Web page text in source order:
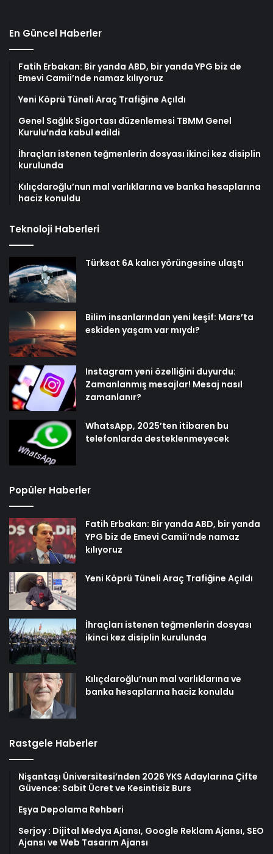
En Güncel Haberler
Fatih Erbakan: Bir yanda ABD, bir yanda YPG biz de
Emevi Camii’nde namaz kılıyoruz
Yeni Köprü Tüneli Araç Trafiğine Açıldı
Genel Sağlık Sigortası düzenlemesi TBMM Genel
Kurulu’nda kabul edildi
İhraçları istenen teğmenlerin dosyası ikinci kez disiplin
kurulunda
Kılıçdaroğlu’nun mal varlıklarına ve banka hesaplarına
haciz konuldu
Teknoloji Haberleri
Türksat 6A kalıcı yörüngesine ulaştı
Bilim insanlarından yeni keşif: Mars’ta
eskiden yaşam var mıydı?
Instagram yeni özelliğini duyurdu:
Zamanlanmış mesajlar! Mesaj nasıl
zamanlanır?
WhatsApp, 2025’ten itibaren bu
telefonlarda desteklenmeyecek
Popüler Haberler
Fatih Erbakan: Bir yanda ABD, bir yanda
YPG biz de Emevi Camii’nde namaz
kılıyoruz
Yeni Köprü Tüneli Araç Trafiğine Açıldı
İhraçları istenen teğmenlerin dosyası
ikinci kez disiplin kurulunda
Kılıçdaroğlu’nun mal varlıklarına ve
banka hesaplarına haciz konuldu
Rastgele Haberler
Nişantaşı Üniversitesi’nden 2026 YKS Adaylarına Çifte
Güvence: Sabit Ücret ve Kesintisiz Burs
Eşya Depolama Rehberi
Serjoy : Dijital Medya Ajansı, Google Reklam Ajansı, SEO
Ajansı ve Web Tasarım Ajansı